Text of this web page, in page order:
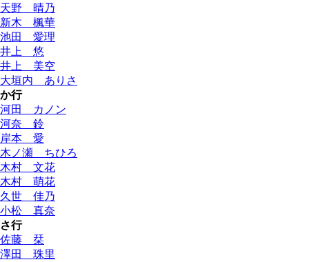
天野 晴乃
新木 楓華
池田 愛理
井上 悠
井上 美空
大垣内 ありさ
か行
河田 カノン
河奈 鈴
岸本 愛
木ノ瀬 ちひろ
木村 文花
木村 萌花
久世 佳乃
小松 真奈
さ行
佐藤 栞
澤田 珠里